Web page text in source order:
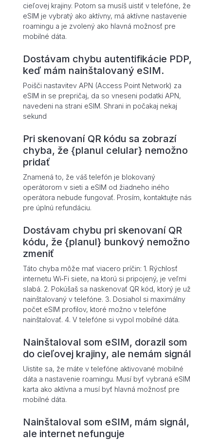
cieľovej krajiny. Potom sa musíš uistiť v telefóne, že
eSIM je vybratý ako aktívny, má aktívne nastavenie
roamingu a je zvolený ako hlavná možnosť pre
mobilné dáta.
Dostávam chybu autentifikácie PDP,
keď mám nainštalovaný eSIM.
Poišči nastavitev APN (Access Point Network) za
eSIM in se prepričaj, da so vneseni podatki APN,
navedeni na strani eSIM. Shrani in počakaj nekaj
sekund
Pri skenovaní QR kódu sa zobrazí
chyba, že {planul celular} nemožno
pridať
Znamená to, že váš telefón je blokovaný
operátorom v sieti a eSIM od žiadneho iného
operátora nebude fungovať. Prosím, kontaktujte nás
pre úplnú refundáciu.
Dostávam chybu pri skenovaní QR
kódu, že {planul} bunkový nemožno
zmeniť
Táto chyba môže mať viacero príčin: 1. Rýchlosť
internetu Wi‑Fi siete, na ktorú si pripojený, je veľmi
slabá. 2. Pokúšaš sa naskenovať QR kód, ktorý je už
nainštalovaný v telefóne. 3. Dosiahol si maximálny
počet eSIM profilov, ktoré možno v telefóne
nainštalovať. 4. V telefóne si vypol mobilné dáta.
Nainštaloval som eSIM, dorazil som
do cieľovej krajiny, ale nemám signál
Uistite sa, že máte v telefóne aktivované mobilné
dáta a nastavenie roamingu. Musí byť vybraná eSIM
karta ako aktívna a musí byť hlavná možnosť pre
mobilné dáta.
Nainštaloval som eSIM, mám signál,
ale internet nefunguje